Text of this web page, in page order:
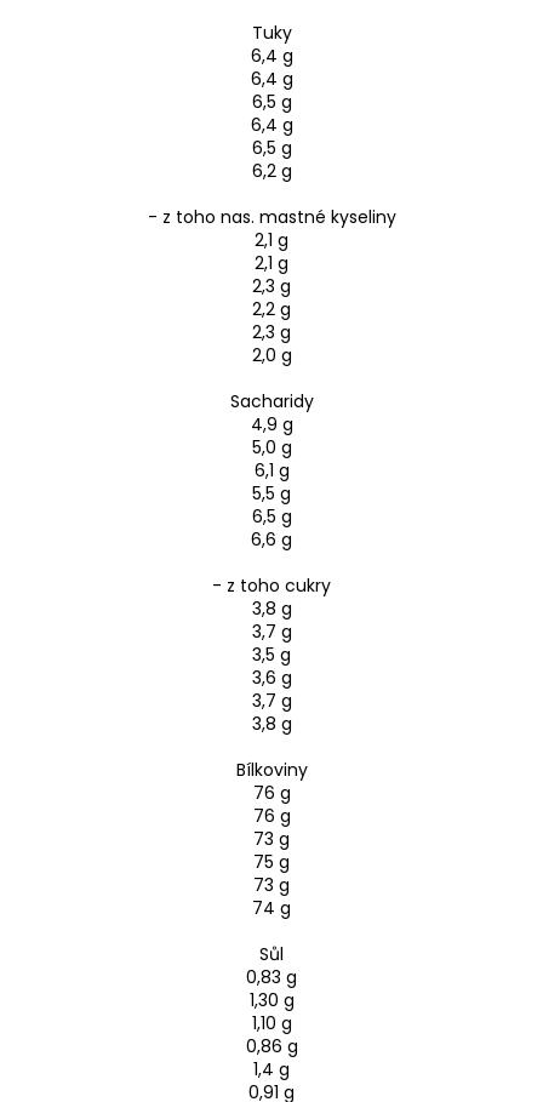
Tuky
6,4 g
6,4 g
6,5 g
6,4 g
6,5 g
6,2 g
- z toho nas. mastné kyseliny
2,1 g
2,1 g
2,3 g
2,2 g
2,3 g
2,0 g
Sacharidy
4,9 g
5,0 g
6,1 g
5,5 g
6,5 g
6,6 g
- z toho cukry
3,8 g
3,7 g
3,5 g
3,6 g
3,7 g
3,8 g
Bílkoviny
76 g
76 g
73 g
75 g
73 g
74 g
Sůl
0,83 g
1,30 g
1,10 g
0,86 g
1,4 g
0,91 g